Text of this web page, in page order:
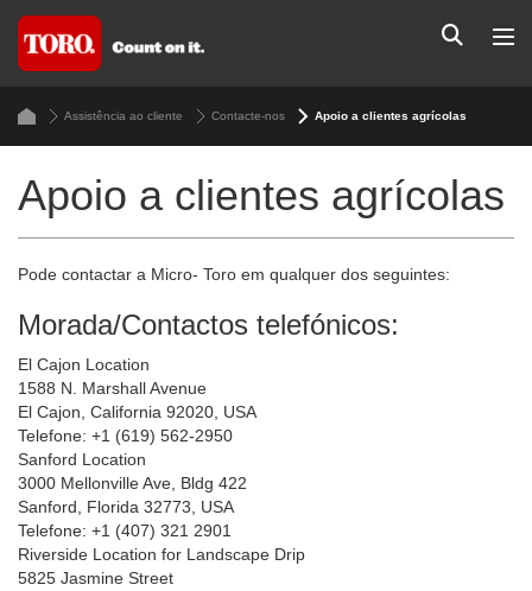
Assistência ao cliente Contacte-nos Apoio a clientes agrícolas
Apoio a clientes agrícolas
Pode contactar a Micro- Toro em qualquer dos seguintes:
Morada/Contactos telefónicos:
El Cajon Location
1588 N. Marshall Avenue
El Cajon, California 92020, USA
Telefone: +1 (619) 562-2950
Sanford Location
3000 Mellonville Ave, Bldg 422
Sanford, Florida 32773, USA
Telefone: +1 (407) 321 2901
Riverside Location for Landscape Drip
5825 Jasmine Street